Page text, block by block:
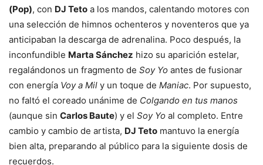
(Pop), con DJ Teto a los mandos, calentando motores con
una selección de himnos ochenteros y noventeros que ya
anticipaban la descarga de adrenalina. Poco después, la
inconfundible Marta Sánchez hizo su aparición estelar,
regalándonos un fragmento de Soy Yo antes de fusionar
con energía Voy a Mil y un toque de Maniac. Por supuesto,
no faltó el coreado unánime de Colgando en tus manos
(aunque sin Carlos Baute) y el Soy Yo al completo. Entre
cambio y cambio de artista, DJ Teto mantuvo la energía
bien alta, preparando al público para la siguiente dosis de
recuerdos.